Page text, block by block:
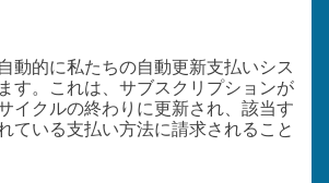
動的に私たちの自動更新支払いシス
す。これは、サブスクリプションが
イクルの終わりに更新され、該当す
ている支払い方法に請求されること